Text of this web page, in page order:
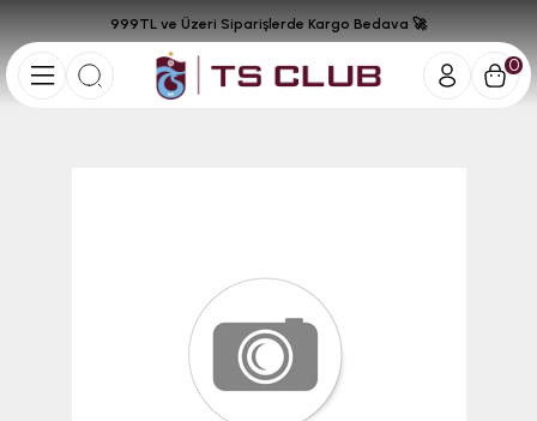
0
999TL ve Üzeri Siparişlerde Kargo Bedava 🚀